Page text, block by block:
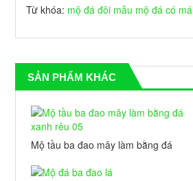
Từ khóa: mộ đá đôi mẫu mộ đá có
SẢN PHẨM KHÁC
Mộ tầu ba đao mây làm bằng đá